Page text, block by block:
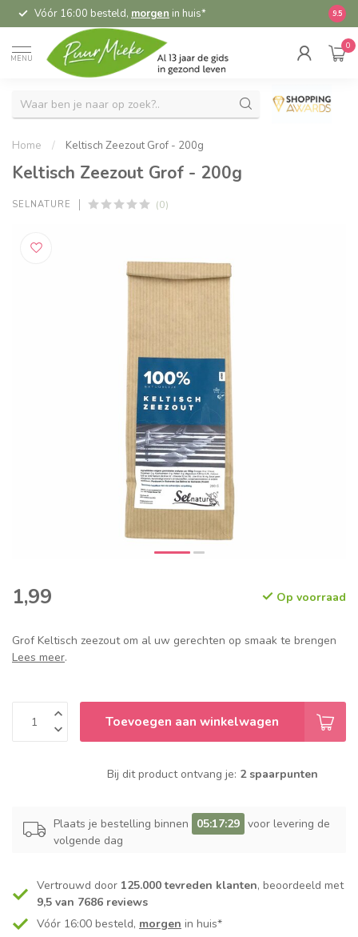
Vóór 16:00 besteld, morgen in huis* 9.5
MENU
0
Home / Keltisch Zeezout Grof - 200g
Keltisch Zeezout Grof - 200g
SELNATURE (0)
1,99 Op voorraad
Grof Keltisch zeezout om al uw gerechten op smaak te brengen
Lees meer.
Toevoegen aan winkelwagen
Bij dit product ontvang je: 2 spaarpunten
Plaats je bestelling binnen 05:17:29 voor levering de
volgende dag
Vertrouwd door 125.000 tevreden klanten, beoordeeld met
9,5 van 7686 reviews
Vóór 16:00 besteld, morgen in huis*